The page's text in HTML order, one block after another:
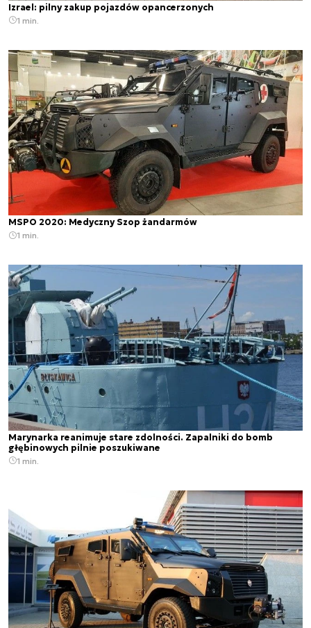
Izrael: pilny zakup pojazdów opancerzonych
1 min.
MSPO 2020: Medyczny Szop żandarmów
1 min.
Marynarka reanimuje stare zdolności. Zapalniki do bomb
głębinowych pilnie poszukiwane
1 min.